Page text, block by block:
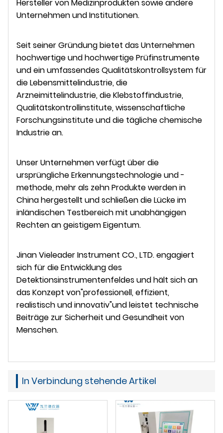
Hersteller von Medizinprodukten sowie andere
Unternehmen und Institutionen.
Seit seiner Gründung bietet das Unternehmen
hochwertige und hochwertige Prüfinstrumente
und ein umfassendes Qualitätskontrollsystem für
die Lebensmittelindustrie, die
Arzneimittelindustrie, die Klebstoffindustrie,
Qualitätskontrollinstitute, wissenschaftliche
Forschungsinstitute und die tägliche chemische
Industrie an.
Unser Unternehmen verfügt über die
ursprüngliche Erkennungstechnologie und -
methode, mehr als zehn Produkte werden in
China hergestellt und schließen die Lücke im
inländischen Testbereich mit unabhängigen
Rechten an geistigem Eigentum.
Jinan Vieleader Instrument CO., LTD. engagiert
sich für die Entwicklung des
Detektionsinstrumentenfeldes und hält sich an
das Konzept von"professionell, effizient,
realistisch und innovativ"und leistet technische
Beiträge zur Sicherheit und Gesundheit von
Menschen.
In Verbindung stehende Artikel